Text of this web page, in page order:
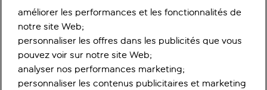
améliorer les performances et les fonctionnalités de
notre site Web;
personnaliser les offres dans les publicités que vous
pouvez voir sur notre site Web;
analyser nos performances marketing;
personnaliser les contenus publicitaires et marketing